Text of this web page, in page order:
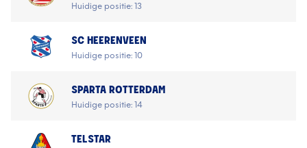
Huidige positie: 13
SC HEERENVEEN
Huidige positie: 10
SPARTA ROTTERDAM
Huidige positie: 14
TELSTAR